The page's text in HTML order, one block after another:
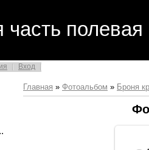
часть полевая
Вход
Главная » Фотоальбом » Броня